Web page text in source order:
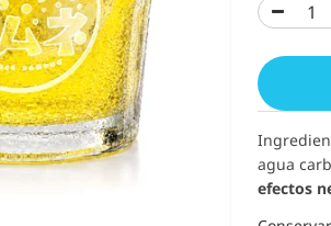
agua
efectos